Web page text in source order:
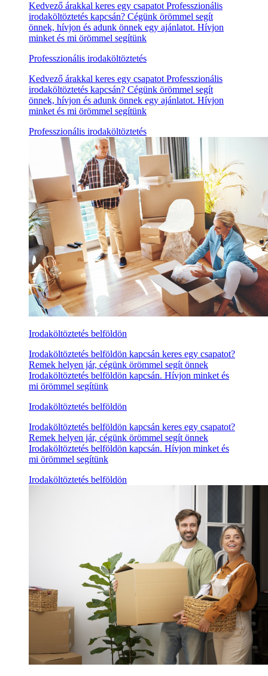
Kedvező árakkal keres egy csapatot Professzionális
irodaköltöztetés kapcsán? Cégünk örömmel segít
önnek, hívjon és adunk önnek egy ajánlatot. Hívjon
minket és mi örömmel segítünk
Professzionális irodaköltöztetés
Kedvező árakkal keres egy csapatot Professzionális
irodaköltöztetés kapcsán? Cégünk örömmel segít
önnek, hívjon és adunk önnek egy ajánlatot. Hívjon
minket és mi örömmel segítünk
Professzionális irodaköltöztetés
Irodaköltöztetés belföldön
Irodaköltöztetés belföldön kapcsán keres egy csapatot?
Remek helyen jár, cégünk örömmel segít önnek
Irodaköltöztetés belföldön kapcsán. Hívjon minket és
mi örömmel segítünk
Irodaköltöztetés belföldön
Irodaköltöztetés belföldön kapcsán keres egy csapatot?
Remek helyen jár, cégünk örömmel segít önnek
Irodaköltöztetés belföldön kapcsán. Hívjon minket és
mi örömmel segítünk
Irodaköltöztetés belföldön